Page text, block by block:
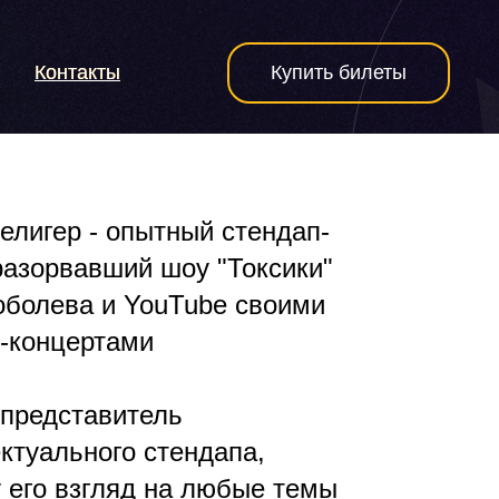
Контакты
Контакты Купить билеты
- опытный стендап-
шоу "Токсики"
и YouTube своими
концертами
стендапа,
его взгляд на любые темы